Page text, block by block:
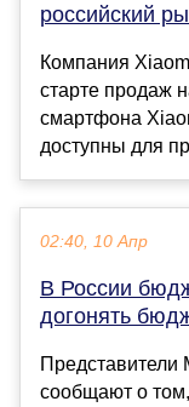
российский
Компания
старте продаж
смартфона
доступны для
02:40, 10 Апр
В России
догонять
Представители
сообщают о